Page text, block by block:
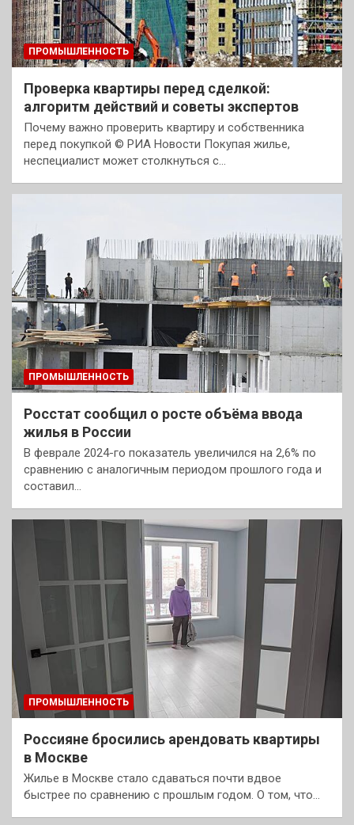
ПРОМЫШЛЕННОСТЬ
Проверка квартиры перед сделкой:
алгоритм действий и советы экспертов
Почему важно проверить квартиру и собственника
перед покупкой © РИА Новости Покупая жилье,
неспециалист может столкнуться с…
ПРОМЫШЛЕННОСТЬ
Росстат сообщил о росте объёма ввода
жилья в России
В феврале 2024-го показатель увеличился на 2,6% по
сравнению с аналогичным периодом прошлого года и
составил…
ПРОМЫШЛЕННОСТЬ
Россияне бросились арендовать квартиры
в Москве
Жилье в Москве стало сдаваться почти вдвое
быстрее по сравнению с прошлым годом. О том, что…